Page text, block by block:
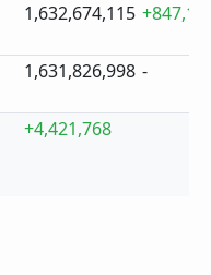
1,632,674,115
1,631,826,998 -
+4,421,768